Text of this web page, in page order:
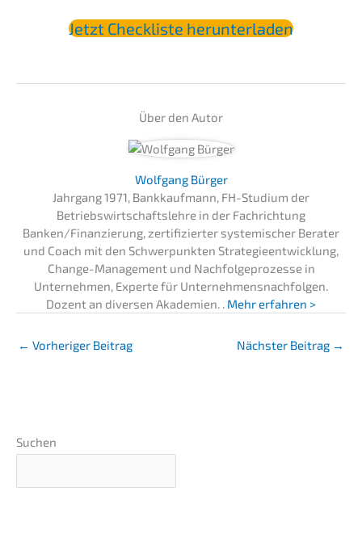
Jetzt Check­lis­te herunterladen
Über den Autor
Wolfgang Bürger
Jahrgang 1971, Bankkaufmann, FH-Studium der
Betriebswirtschaftslehre in der Fachrichtung
Banken/Finanzierung, zertifizierter systemischer Berater
und Coach mit den Schwerpunkten Strategieentwicklung,
Change-Management und Nachfolgeprozesse in
Unternehmen, Experte für Unternehmensnachfolgen.
Dozent an diversen Akademien. . Mehr erfahren >
← Vorheriger Beitrag Nächster Beitrag →
Suchen